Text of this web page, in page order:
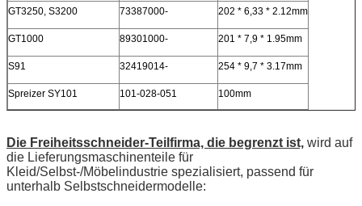
GT3250, S3200 73387000- 202 * 6,33 * 2.12mm
GT1000 89301000- 201 * 7,9 * 1.95mm
S91 32419014- 254 * 9,7 * 3.17mm
Spreizer SY101 101-028-051 100mm
Die Freiheitsschneider-Teilfirma, die begrenzt ist, wird auf
die Lieferungsmaschinenteile für
Kleid/Selbst-/Möbelindustrie spezialisiert, passend für
unterhalb Selbstschneidermodelle: